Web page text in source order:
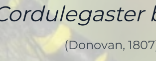
(Donovan,